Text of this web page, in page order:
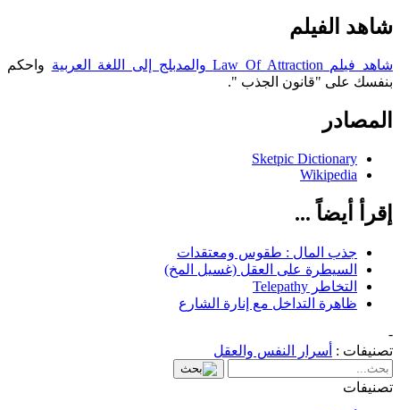
شاهد الفيلم
شاهد فيلم Law Of Attraction والمدبلج إلى اللغة العربية
واحكم
بنفسك على "قانون الجذب ".
المصادر
Sketpic Dictionary
Wikipedia
إقرأ أيضاً ...
جذب المال : طقوس ومعتقدات
السيطرة على العقل (غسيل المخ)
التخاطر Telepathy
ظاهرة التداخل مع إنارة الشارع
-
تصنيفات : أسرار النفس والعقل
تصنيفات